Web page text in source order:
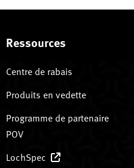
Ressources
Centre de rabais
Produits en vedette
Programme de partenaire
POV
LochSpec